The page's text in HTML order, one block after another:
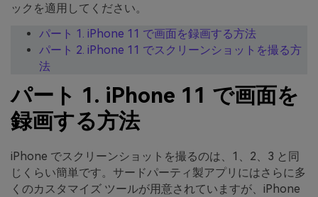
ックを適用してください。
パート 1. iPhone 11 で画面を録画する方法
パート 2. iPhone 11 でスクリーンショットを撮る方
法
パート 1. iPhone 11 で画面を
録画する方法
iPhone でスクリーンショットを撮るのは、1、2、3 と同
じくらい簡単です。サードパーティ製アプリにはさらに多
くのカスタマイズ ツールが用意されていますが、iPhone